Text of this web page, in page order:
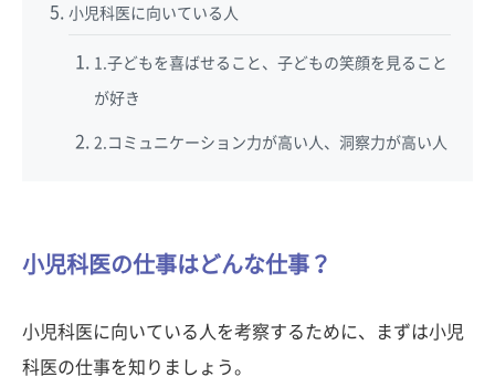
小児科医に向いている人
1.子どもを喜ばせること、子どもの笑顔を見ること
が好き
2.コミュニケーション力が高い人、洞察力が高い人
小児科医の仕事はどんな仕事？
小児科医に向いている人を考察するために、まずは小児
科医の仕事を知りましょう。